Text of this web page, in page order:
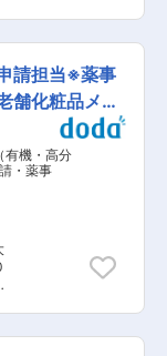
請担当※薬事
舗化粧品メー
有機・高分
・薬事